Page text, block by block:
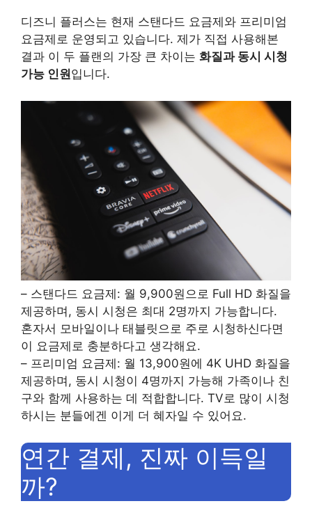
디즈니 플러스는 현재 스탠다드 요금제와 프리미엄
요금제로 운영되고 있습니다. 제가 직접 사용해본
결과 이 두 플랜의 가장 큰 차이는 화질과 동시 시청
가능 인원입니다.
– 스탠다드 요금제: 월 9,900원으로 Full HD 화질을
제공하며, 동시 시청은 최대 2명까지 가능합니다.
혼자서 모바일이나 태블릿으로 주로 시청하신다면
이 요금제로 충분하다고 생각해요.
– 프리미엄 요금제: 월 13,900원에 4K UHD 화질을
제공하며, 동시 시청이 4명까지 가능해 가족이나 친
구와 함께 사용하는 데 적합합니다. TV로 많이 시청
하시는 분들에겐 이게 더 혜자일 수 있어요.
연간 결제, 진짜 이득일
까?